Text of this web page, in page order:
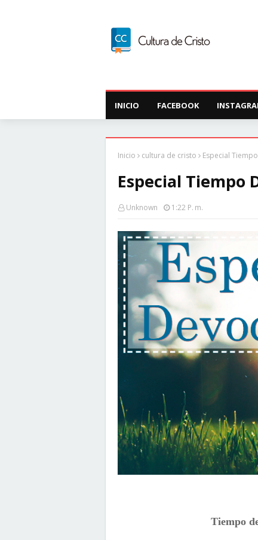
INICIO FACEBOOK
Inicio cultura de cristo Especial
Especial Tiempo
Unknown 1:22 P. M.
Tiempo